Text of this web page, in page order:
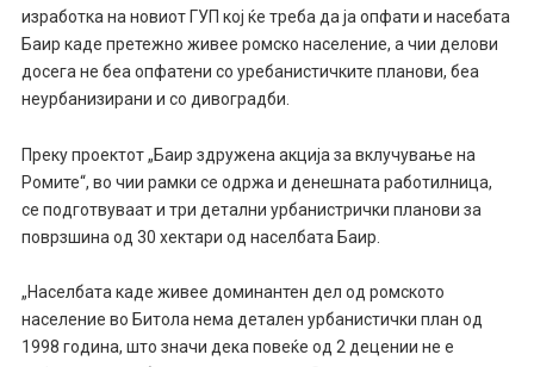
изработка на новиот ГУП кој ќе треба да ја опфати и насебата
Баир каде претежно живее ромско население, а чии делови
досега не беа опфатени со уребанистичките планови, беа
неурбанизирани и со дивоградби.
Преку проектот „Баир здружена акција за вклучување на
Ромите“, во чии рамки се одржа и денешната работилница,
се подготвуваат и три детални урбанистрички планови за
поврзшина од 30 хектари од населбата Баир.
„Населбата каде живее доминантен дел од ромското
население во Битола нема детален урбанистички план од
1998 година, што значи дека повеќе од 2 децении не е